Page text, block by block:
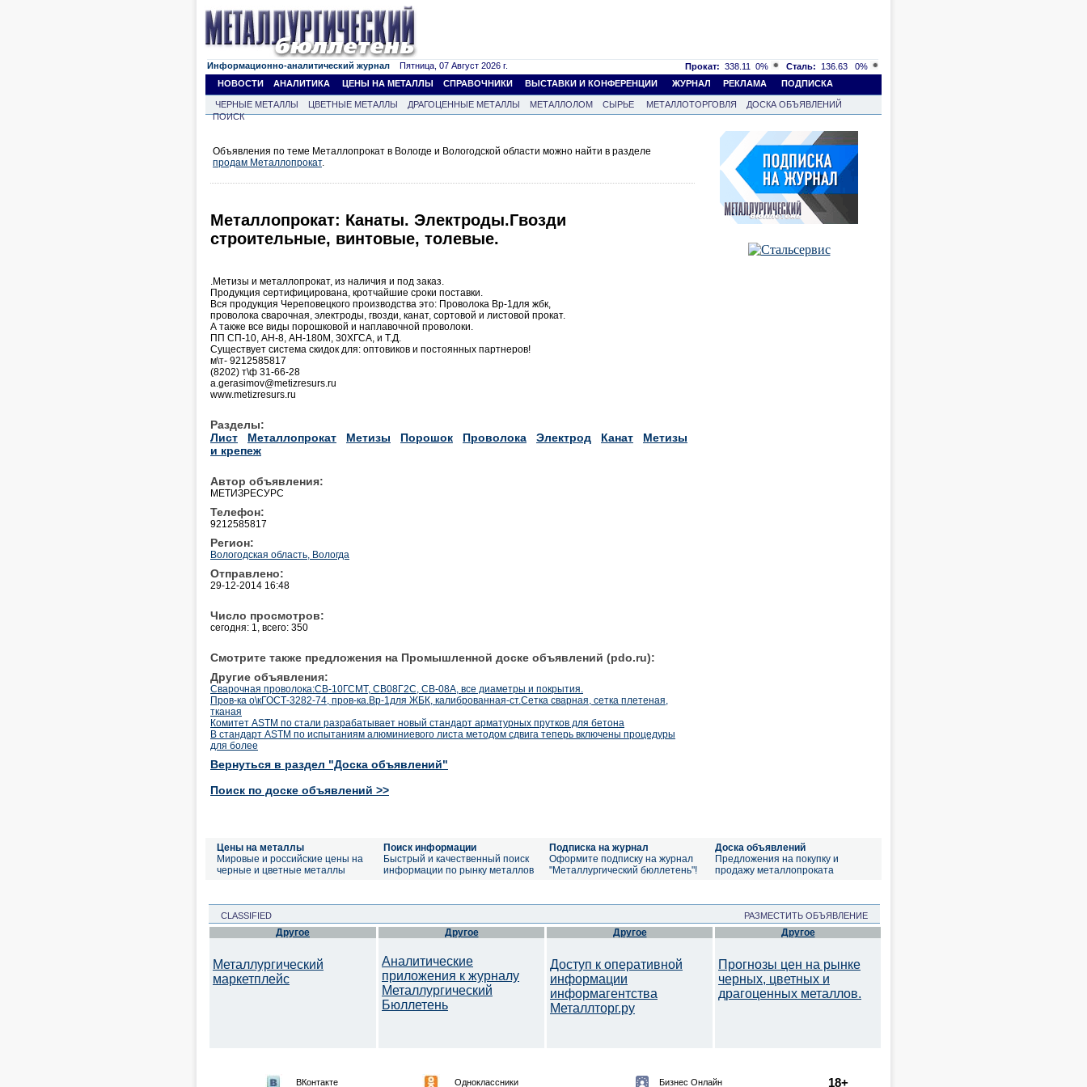
Информационно-аналитический журнал Пятница, 07 Август 2026 г. Прокат: 338.11 0% Сталь: 136.63
0%
НОВОСТИ
АНАЛИТИКА ЦЕНЫ НА МЕТАЛЛЫ СПРАВОЧНИКИ ВЫСТАВКИ И КОНФЕРЕНЦИИ ЖУРНАЛ РЕКЛАМА ПОДПИСКА
ЧЕРНЫЕ МЕТАЛЛЫ ЦВЕТНЫЕ МЕТАЛЛЫ ДРАГОЦЕННЫЕ МЕТАЛЛЫ МЕТАЛЛОЛОМ СЫРЬЕ МЕТАЛЛОТОРГОВЛЯ
ДОСКА ОБЪЯВЛЕНИЙ
ПОИСК
Объявления по теме Металлопрокат в Вологде и Вологодской области можно найти в разделе
продам Металлопрокат.
Металлопрокат: Канаты. Электроды.Гвозди
строительные, винтовые, толевые.
.Метизы и металлопрокат, из наличия и под заказ.
Продукция сертифицирована, кротчайшие сроки поставки.
Вся продукция Череповецкого производства это: Проволока Вр-1для жбк,
проволока сварочная, электроды, гвозди, канат, сортовой и листовой прокат.
А также все виды порошковой и наплавочной проволоки.
ПП СП-10, АН-8, АН-180М, 30ХГСА, и Т.Д.
Существует система скидок для: оптовиков и постоянных партнеров!
м\т- 9212585817
(8202) т\ф 31-66-28
a.gerasimov@metizresurs.ru
www.metizresurs.ru
Разделы:
Лист
Металлопрокат Метизы Порошок Проволока Электрод Канат
Метизы
и крепеж
Автор объявления:
МЕТИЗРЕСУРС
Телефон:
9212585817
Регион:
Вологодская область, Вологда
Отправлено:
29-12-2014 16:48
Число просмотров:
сегодня: 1, всего: 350
Смотрите также предложения на Промышленной доске объявлений (pdo.ru):
Другие объявления:
Cварочная проволока:СВ-10ГСМТ, СВ08Г2С, СВ-08А, все диаметры и покрытия.
Пров-ка о\кГОСТ-3282-74, пров-ка.Вр-1для ЖБК, калиброванная-ст.Сетка сварная, сетка плетеная,
тканая
Комитет ASTM по стали разрабатывает новый стандарт арматурных прутков для бетона
В стандарт ASTM по испытаниям алюминиевого листа методом сдвига теперь включены процедуры
для более
Вернуться в раздел "Доска объявлений"
Поиск по доске объявлений >>
Цены на металлы
Мировые и российские цены на
черные и цветные металлы
Поиск информации
Быстрый и качественный поиск
информации по рынку металлов
Подписка на журнал
Оформите подписку на журнал
"Металлургический бюллетень"!
Доска объявлений
Предложения на покупку и
продажу металлопроката
CLASSIFIED РАЗМЕСТИТЬ ОБЪЯВЛЕНИЕ
Другое
Металлургический
маркетплейс
Другое
Аналитические
приложения к журналу
Металлургический
Бюллетень
Другое
Доступ к оперативной
информации
информагентства
Металлторг.ру
Другое
Прогнозы цен на рынке
черных, цветных и
драгоценных металлов.
ВКонтакте Одноклассники Бизнес Онлайн 18+